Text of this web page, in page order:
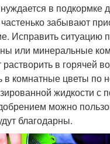
в подкормке
забывают
Исправить ситуацию
или минеральные
растворить в горячей
в комнатные цветы по
жидкости с
можно
благодарны.